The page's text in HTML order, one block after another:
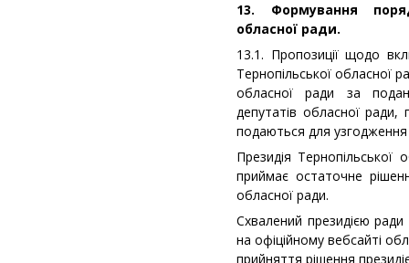
13. Формування
обласної ради.
13.1. Пропозиції щодо
Тернопільської обласної
обласної ради за
депутатів обласної ради,
подаються для узгодження
Президія Тернопільської
приймає остаточне
обласної ради.
Схвалений президією
на офіційному вебсайті
прийняття рішення